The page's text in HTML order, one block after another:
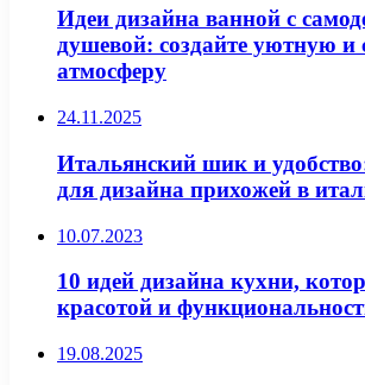
Идеи дизайна ванной с
душевой: создайте уютную и
атмосферу
24.11.2025
Итальянский шик и
для дизайна прихожей в
10.07.2023
10 идей дизайна кухни,
красотой и
19.08.2025